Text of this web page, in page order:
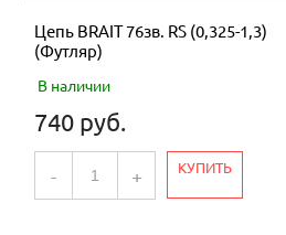
Цепь BRAIT 76зв. RS (0,325-1,3)
(Футляр)
В наличии
740 руб.
- + КУПИТЬ